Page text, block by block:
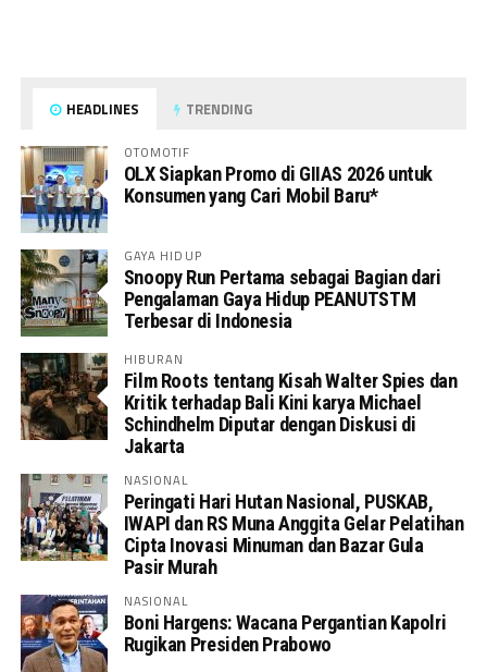
HEADLINES TRENDING
OTOMOTIF
OLX Siapkan Promo di GIIAS 2026 untuk
Konsumen yang Cari Mobil Baru*
GAYA HIDUP
Snoopy Run Pertama sebagai Bagian dari
Pengalaman Gaya Hidup PEANUTSTM
Terbesar di Indonesia
HIBURAN
Film Roots tentang Kisah Walter Spies dan
Kritik terhadap Bali Kini karya Michael
Schindhelm Diputar dengan Diskusi di
Jakarta
NASIONAL
Peringati Hari Hutan Nasional, PUSKAB,
IWAPI dan RS Muna Anggita Gelar Pelatihan
Cipta Inovasi Minuman dan Bazar Gula
Pasir Murah
NASIONAL
Boni Hargens: Wacana Pergantian Kapolri
Rugikan Presiden Prabowo